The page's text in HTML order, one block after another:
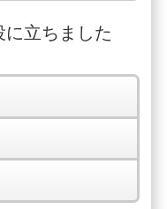
立ちました